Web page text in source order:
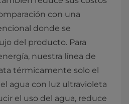
con una
donde se
del producto. Para
nuestra línea de
térmicamente solo el
agua con luz ultravioleta
el uso del agua, reduce